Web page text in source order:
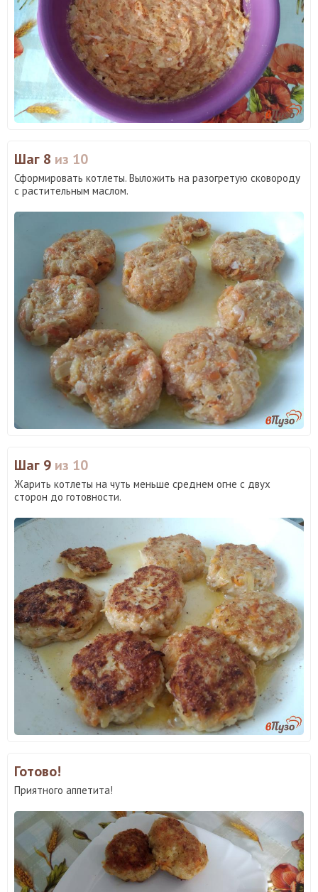
Шаг 8 из 10
Сформировать котлеты. Выложить на разогретую сковороду
с растительным маслом.
Шаг 9 из 10
Жарить котлеты на чуть меньше среднем огне с двух
сторон до готовности.
Готово!
Приятного аппетита!